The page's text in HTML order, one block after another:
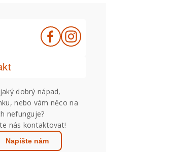
dobrý nápad,
nebo vám něco na
nefunguje?
nás kontaktovat!
Napište nám